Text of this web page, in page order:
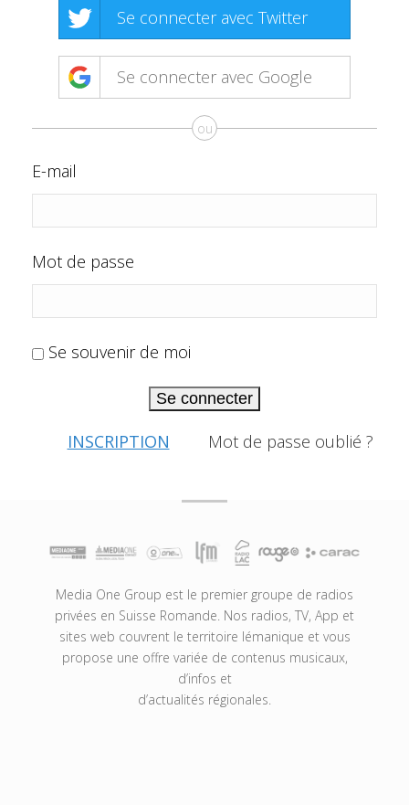
Se connecter avec Twitter
Se connecter avec Google
ou
E-mail
Mot de passe
Se souvenir de moi
Se connecter
INSCRIPTION Mot de passe oublié ?
Media One Group est le premier groupe de radios
privées en Suisse Romande. Nos radios, TV, App et
sites web couvrent le territoire lémanique et vous
propose une offre variée de contenus musicaux,
d’infos et
d’actualités régionales.